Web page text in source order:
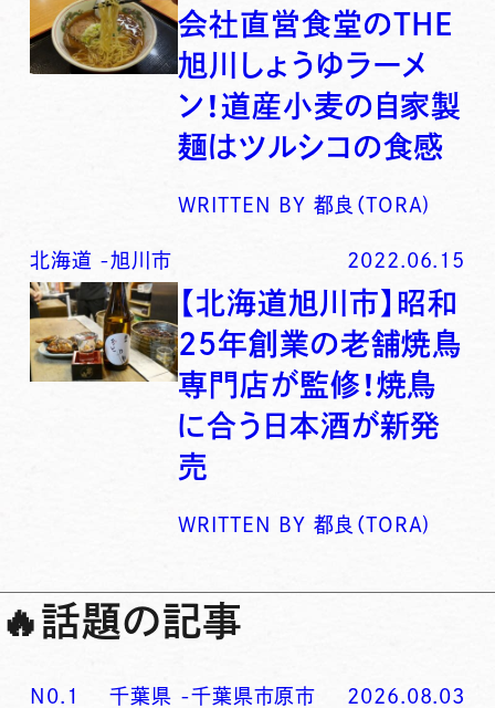
会社直営食堂のTHE
旭川しょうゆラーメ
ン！道産小麦の自家製
麺はツルシコの食感
WRITTEN BY 都良（TORA)
北海道 -旭川市 2022.06.15
【北海道旭川市】昭和
25年創業の老舗焼鳥
専門店が監修！焼鳥
に合う日本酒が新発
売
WRITTEN BY 都良（TORA)
🔥話題の記事
N0. 1 千葉県 -千葉県市原市 2026.08.03